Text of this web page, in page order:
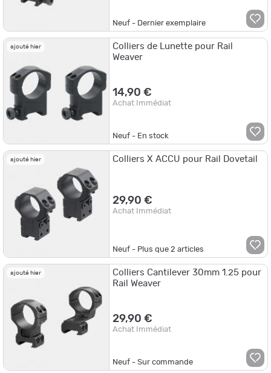
Neuf - Dernier exemplaire
ajouté hier
Colliers de Lunette pour Rail
Weaver
14,90 €
Achat Immédiat
Neuf - En stock
ajouté hier Colliers X ACCU pour Rail Dovetail
29,90 €
Achat Immédiat
Neuf - Plus que2 articles
ajouté hier
Colliers Cantilever 30mm 1.25 pour
Rail Weaver
29,90 €
Achat Immédiat
Neuf - Sur commande